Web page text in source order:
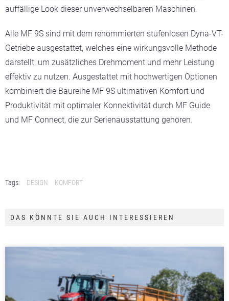
auffällige Look dieser unverwechselbaren Maschinen.
Alle MF 9S sind mit dem renommierten stufenlosen Dyna-VT-
Getriebe ausgestattet, welches eine wirkungsvolle Methode
darstellt, um zusätzliches Drehmoment und mehr Leistung
effektiv zu nutzen. Ausgestattet mit hochwertigen Optionen
kombiniert die Baureihe MF 9S ultimativen Komfort und
Produktivität mit optimaler Konnektivität durch MF Guide
und MF Connect, die zur Serienausstattung gehören.
Tags: DESIGN KOMFORT
DAS KÖNNTE SIE AUCH INTERESSIEREN